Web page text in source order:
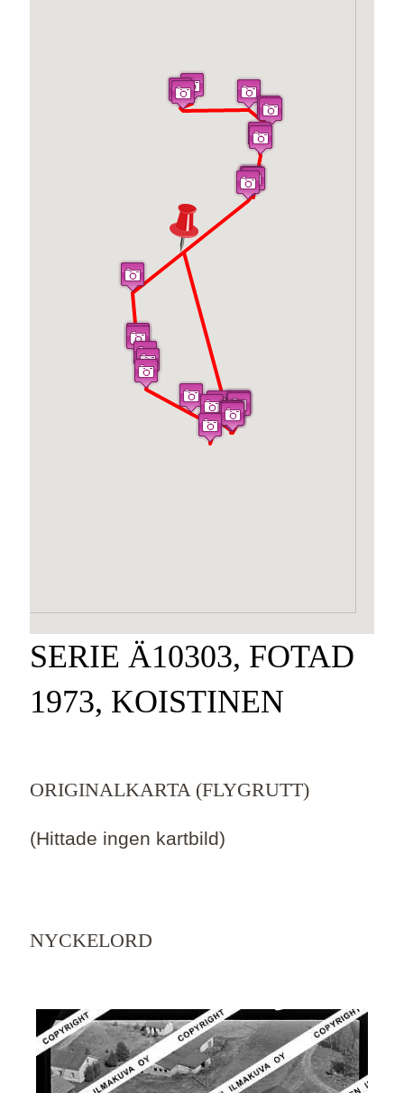
SERIE Ä10303, FOTAD
1973, KOISTINEN
ORIGINALKARTA (FLYGRUTT)
(Hittade ingen kartbild)
NYCKELORD